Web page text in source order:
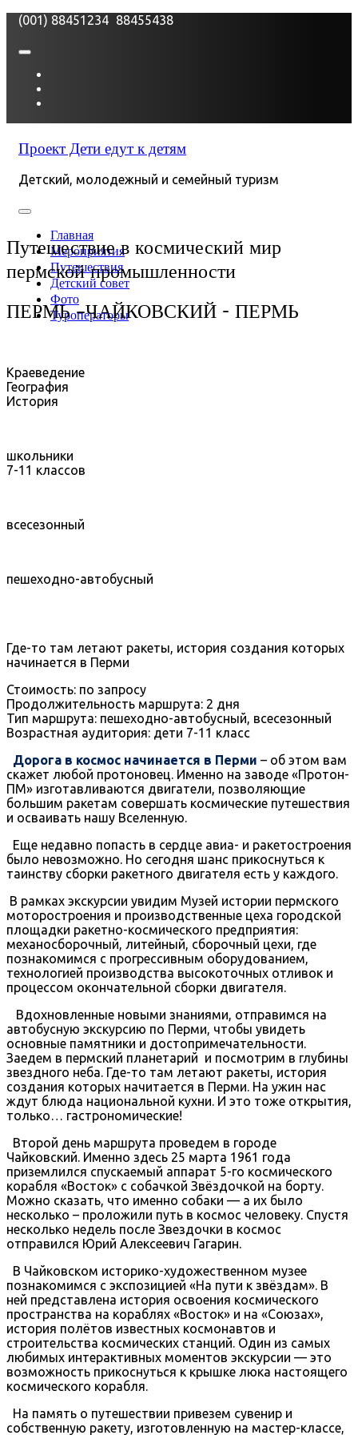
(001) 88451234 88455438
Проект Дети едут к детям
Детский, молодежный и семейный туризм
Главная
Мероприятия
Путешествия
Детский совет
Фото
Туроператоры
Путешествие в космический мир
пермской промышленности
ПЕРМЬ –ЧАЙКОВСКИЙ - ПЕРМЬ
Краеведение
География
История
школьники
7-11 классов
всесезонный
пешеходно-автобусный
Где-то там летают ракеты, история создания которых
начинается в Перми
Стоимость: по запросу
Продолжительность маршрута: 2 дня
Тип маршрута: пешеходно-автобусный, всесезонный
Возрастная аудитория: дети 7-11 класс
Дорога в космос начинается в Перми – об этом вам
скажет любой протоновец. Именно на заводе «Протон-
ПМ» изготавливаются двигатели, позволяющие
большим ракетам совершать космические путешествия
и осваивать нашу Вселенную.
Еще недавно попасть в сердце авиа- и ракетостроения
было невозможно. Но сегодня шанс прикоснуться к
таинству сборки ракетного двигателя есть у каждого.
В рамках экскурсии увидим Музей истории пермского
моторостроения и производственные цеха городской
площадки ракетно-космического предприятия:
механосборочный, литейный, сборочный цехи, где
познакомимся с прогрессивным оборудованием,
технологией производства высокоточных отливок и
процессом окончательной сборки двигателя.
Вдохновленные новыми знаниями, отправимся на
автобусную экскурсию по Перми, чтобы увидеть
основные памятники и достопримечательности.
Заедем в пермский планетарий и посмотрим в глубины
звездного неба. Где-то там летают ракеты, история
создания которых начитается в Перми. На ужин нас
ждут блюда национальной кухни. И это тоже открытия,
только… гастрономические!
Второй день маршрута проведем в городе
Чайковский. Именно здесь 25 марта 1961 года
приземлился спускаемый аппарат 5-го космического
корабля «Восток» с собачкой Звёздочкой на борту.
Можно сказать, что именно собаки — а их было
несколько – проложили путь в космос человеку. Спустя
несколько недель после Звездочки в космос
отправился Юрий Алексеевич Гагарин.
В Чайковском историко-художественном музее
познакомимся с экспозицией «На пути к звёздам». В
ней представлена история освоения космического
пространства на кораблях «Восток» и на «Союзах»,
история полётов известных космонавтов и
строительства космических станций. Один из самых
любимых интерактивных моментов экскурсии — это
возможность прикоснуться к крышке люка настоящего
космического корабля.
На память о путешествии привезем сувенир и
собственную ракету, изготовленную на мастер-классе,